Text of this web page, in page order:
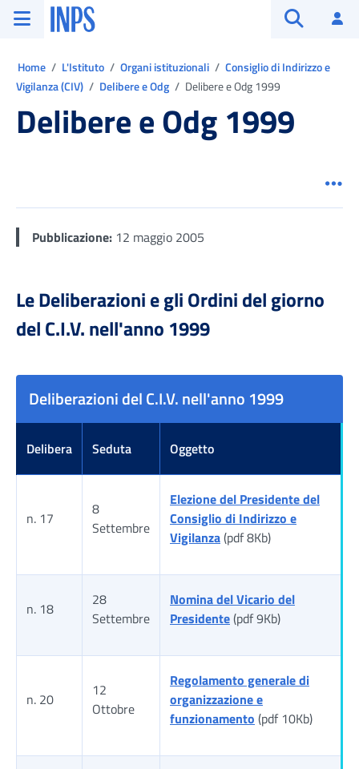
Vai al menu principale
Vai al contenuto principale
Vai al pie' di pagina
INPS ()
Home L'Istituto Organi istituzionali
Consiglio di Indirizzo e
Vigilanza (CIV)
Delibere e Odg Delibere e Odg 1999
Delibere e Odg 1999
Pubblicazione: 12 maggio 2005
Le Deliberazioni e gli Ordini del giorno
del C.I.V. nell'anno 1999
Deliberazioni del C.I.V. nell'anno 1999
Delibera Seduta Oggetto
n. 17
8
Settembre
Elezione del Presidente del
Consiglio di Indirizzo e
Vigilanza(pdf 8Kb)
n. 18
28
Settembre
Nomina del Vicario del
Presidente(pdf 9Kb)
n. 20
12
Ottobre
Regolamento generale di
organizzazione e
funzionamento (pdf 10Kb)